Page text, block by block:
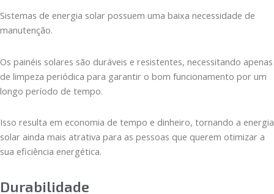
Sistemas de energia solar possuem uma baixa necessidade de
manutenção.
Os painéis solares são duráveis e resistentes, necessitando apenas
de limpeza periódica para garantir o bom funcionamento por um
longo período de tempo.
Isso resulta em economia de tempo e dinheiro, tornando a energia
solar ainda mais atrativa para as pessoas que querem otimizar a
sua eficiência energética.
Durabilidade